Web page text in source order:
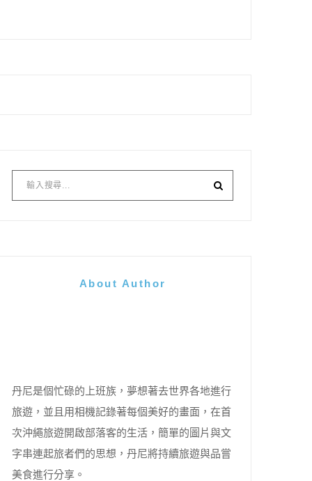
About Author
丹尼是個忙碌的上班族，夢想著去世界各地進行
旅遊，並且用相機記錄著每個美好的畫面，在首
次沖繩旅遊開啟部落客的生活，簡單的圖片與文
字串連起旅者們的思想，丹尼將持續旅遊與品嘗
美食進行分享。